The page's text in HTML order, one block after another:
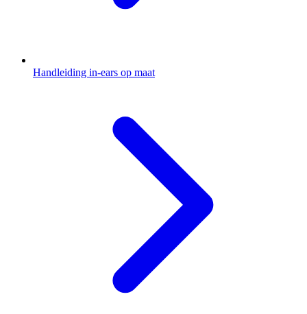
Handleiding in-ears op maat